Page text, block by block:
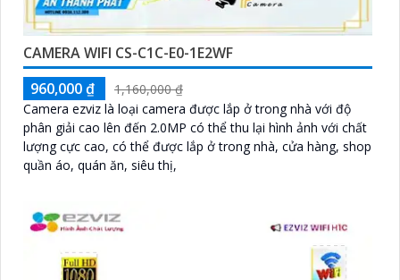
CAMERA WIFI CS-C1C-E0-1E2WF
960,000 ₫
1,160,000 ₫
Camera ezviz là loại camera được lắp ở trong nhà với độ
phân giải cao lên đến 2.0MP có thể thu lại hình ảnh với chất
lượng cực cao, có thể được lắp ở trong nhà, cửa hàng, shop
quần áo, quán ăn, siêu thị,